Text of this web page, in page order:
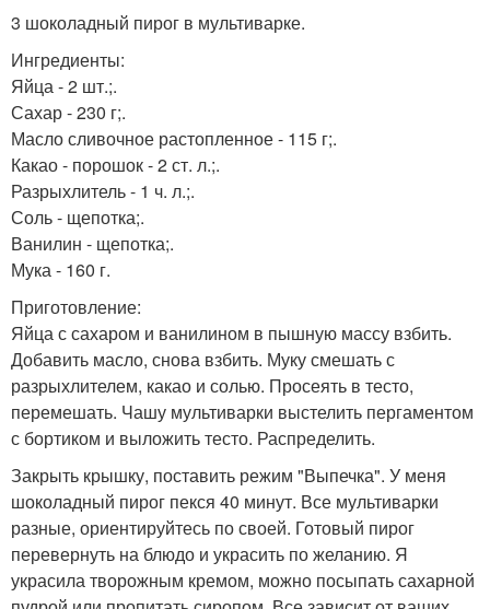
3 шоколадный пирог в мультиварке.
Ингредиенты:
Яйца - 2 шт.;.
Сахар - 230 г;.
Масло сливочное растопленное - 115 г;.
Какао - порошок - 2 ст. л.;.
Разрыхлитель - 1 ч. л.;.
Соль - щепотка;.
Ванилин - щепотка;.
Мука - 160 г.
Приготовление:
Яйца с сахаром и ванилином в пышную массу взбить.
Добавить масло, снова взбить. Муку смешать с
разрыхлителем, какао и солью. Просеять в тесто,
перемешать. Чашу мультиварки выстелить пергаментом
с бортиком и выложить тесто. Распределить.
Закрыть крышку, поставить режим "Выпечка". У меня
шоколадный пирог пекся 40 минут. Все мультиварки
разные, ориентируйтесь по своей. Готовый пирог
перевернуть на блюдо и украсить по желанию. Я
украсила творожным кремом, можно посыпать сахарной